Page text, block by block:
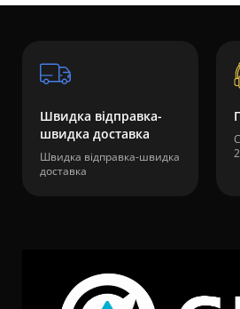
Швидка відправка-
швидка доставка
Швидка відправка-швидка
доставка